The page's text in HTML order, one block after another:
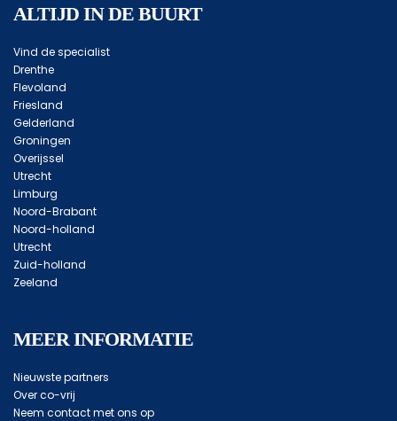
ALTIJD IN DE BUURT
Vind de specialist
Drenthe
Flevoland
Friesland
Gelderland
Groningen
Overijssel
Utrecht
Limburg
Noord-Brabant
Noord-holland
Utrecht
Zuid-holland
Zeeland
MEER INFORMATIE
Nieuwste partners
Over co-vrij
Neem contact met ons op